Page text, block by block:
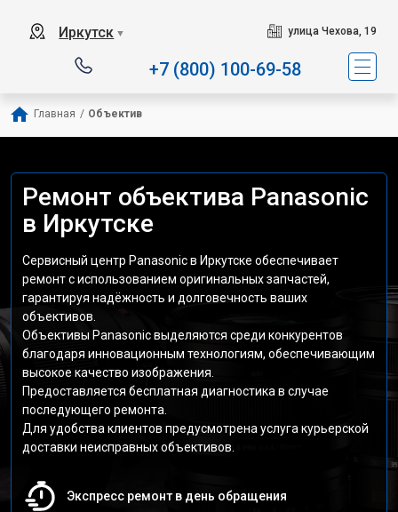
Иркутск ▼ улица Чехова, 19
+7 (800) 100-69-58
Главная / Объектив
Ремонт объектива Panasonic
в Иркутске
Сервисный центр Panasonic в Иркутске обеспечивает
ремонт с использованием оригинальных запчастей,
гарантируя надёжность и долговечность ваших
объективов.
Объективы Panasonic выделяются среди конкурентов
благодаря инновационным технологиям, обеспечивающим
высокое качество изображения.
Предоставляется бесплатная диагностика в случае
последующего ремонта.
Для удобства клиентов предусмотрена услуга курьерской
доставки неисправных объективов.
Экспресс ремонт в день обращения